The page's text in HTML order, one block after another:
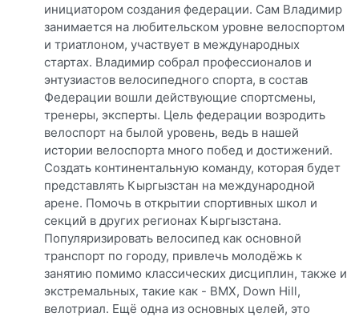
инициатором создания федерации. Сам Владимир
занимается на любительском уровне велоспортом
и триатлоном, участвует в международных
стартах. Владимир собрал профессионалов и
энтузиастов велосипедного спорта, в состав
Федерации вошли действующие спортсмены,
тренеры, эксперты. Цель федерации возродить
велоспорт на былой уровень, ведь в нашей
истории велоспорта много побед и достижений.
Создать континентальную команду, которая будет
представлять Кыргызстан на международной
арене. Помочь в открытии спортивных школ и
секций в других регионах Кыргызстана.
Популяризировать велосипед как основной
транспорт по городу, привлечь молодёжь к
занятию помимо классических дисциплин, также и
экстремальных, такие как - BMX, Down Hill,
велотриал. Ещё одна из основных целей, это